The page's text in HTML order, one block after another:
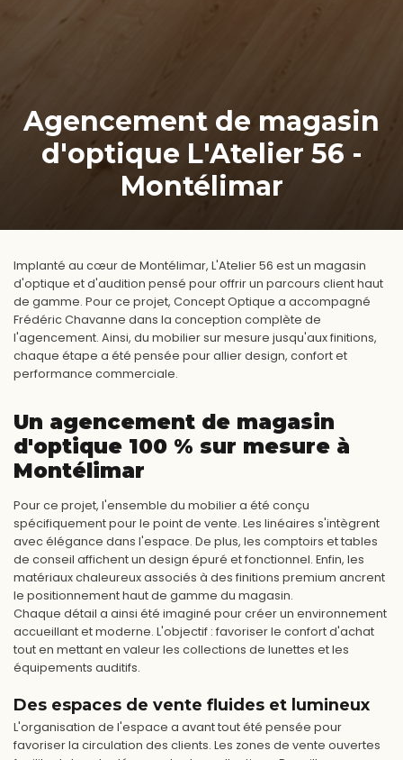
Agencement de magasin
d'optique L'Atelier 56 -
Montélimar
Implanté au cœur de Montélimar, L'Atelier 56 est un magasin
d'optique et d'audition pensé pour offrir un parcours client haut
de gamme. Pour ce projet, Concept Optique a accompagné
Frédéric Chavanne dans la conception complète de
l'agencement. Ainsi, du mobilier sur mesure jusqu'aux finitions,
chaque étape a été pensée pour allier design, confort et
performance commerciale.
Un agencement de magasin
d'optique 100 % sur mesure à
Montélimar
Pour ce projet, l'ensemble du mobilier a été conçu
spécifiquement pour le point de vente. Les linéaires s'intègrent
avec élégance dans l'espace. De plus, les comptoirs et tables
de conseil affichent un design épuré et fonctionnel. Enfin, les
matériaux chaleureux associés à des finitions premium ancrent
le positionnement haut de gamme du magasin.
Chaque détail a ainsi été imaginé pour créer un environnement
accueillant et moderne. L'objectif : favoriser le confort d'achat
tout en mettant en valeur les collections de lunettes et les
équipements auditifs.
Des espaces de vente fluides et lumineux
L'organisation de l'espace a avant tout été pensée pour
favoriser la circulation des clients. Les zones de vente ouvertes